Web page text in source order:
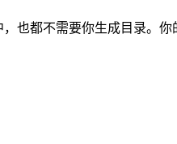
也都不需要你生成目录。